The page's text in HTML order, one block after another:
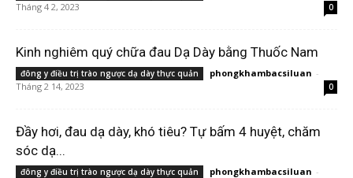
Tháng 4 2, 2023
0
Kinh nghiêm quý chữa đau Dạ Dày bằng Thuốc Nam
đông y điều trị trào ngược dạ dày thực quản phongkhambacsiluan -
Tháng 2 14, 2023
0
Đầy hơi, đau dạ dày, khó tiêu? Tự bấm 4 huyệt, chăm
sóc dạ...
đông y điều trị trào ngược dạ dày thực quản phongkhambacsiluan -